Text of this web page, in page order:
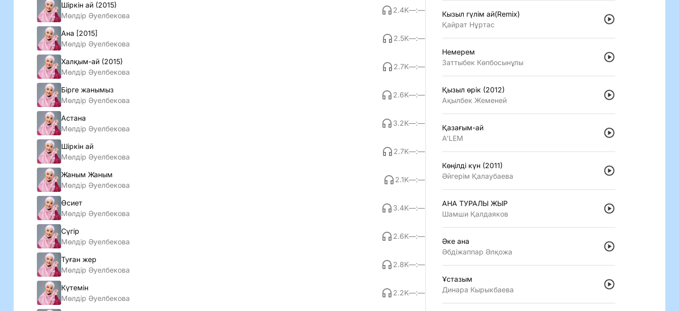
Шiркiн ай (2015)
Мөлдiр Әуелбекова
2.4K—:—
Ана [2015]
Мөлдiр Әуелбекова
2.5K—:—
Халқым-ай (2015)
Мөлдiр Әуелбекова
2.7K—:—
Бiрге жанымыз
Мөлдiр Әуелбекова
2.6K—:—
Астана
Мөлдір Әуелбекова
3.2K—:—
Шіркін ай
Мөлдір Әуелбекова
2.7K—:—
Жаным Жаным
Мөлдір Әуелбекова
2.1K—:—
Өсиет
Мөлдір Әуелбекова
3.4K—:—
Сүгір
Мөлдір Әуелбекова
2.6K—:—
Туған жер
Мөлдір Әуелбекова
2.8K—:—
Күтемін
Мөлдір Әуелбекова
2.2K—:—
Кызыл гүлiм ай(Remix)
Қайрат Нұртас
Немерем
Заттыбек Көпбосынұлы
Қызыл өрiк (2012)
Ақылбек Жеменей
Қазағым-ай
A'LEM
Көңiлдi күн (2011)
Әйгерiм Қалаубаева
АНА ТУРАЛЫ ЖЫР
Шамши Қалдаяков
Әке ана
Әбдiжаппар Әлқожа
Ұстазым
Динара Кырыкбаева